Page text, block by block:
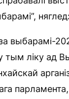
выбарамі-
у тым ліку ад